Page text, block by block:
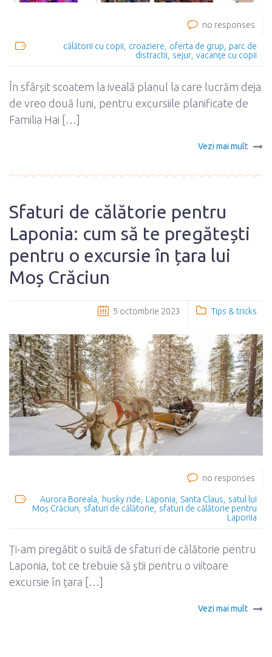
no responses
călătorii cu copii croaziere oferta de grup
parc de
distractii
sejur vacanţe cu copii
În sfârșit scoatem la iveală planul la care lucrăm deja
de vreo două luni, pentru excursiile planificate de
Familia Hai […]
Vezi mai mult
Sfaturi de călătorie pentru
Laponia: cum să te pregătești
pentru o excursie în țara lui
Moș Crăciun
5 octombrie 2023 Tips & tricks
no responses
Aurora Boreala husky ride Laponia Santa Claus
satul lui
Moș Crăciun
sfaturi de călătorie
sfaturi de călătorie pentru
Laponia
Ți-am pregătit o suită de sfaturi de călătorie pentru
Laponia, tot ce trebuie să știi pentru o viitoare
excursie în țara […]
Vezi mai mult